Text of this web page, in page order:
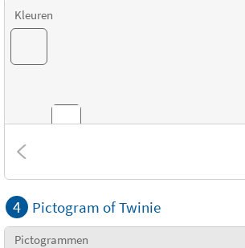
Kleuren
Structuur
4 Pictogram of Twinie
Pictogrammen